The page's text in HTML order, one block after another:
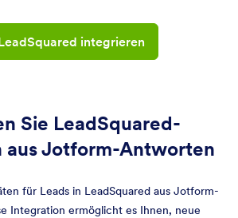
integrieren
Sie LeadSquared-
Jotform-Antworten
für Leads in LeadSquared aus Jotform-
Integration ermöglicht es Ihnen, neue